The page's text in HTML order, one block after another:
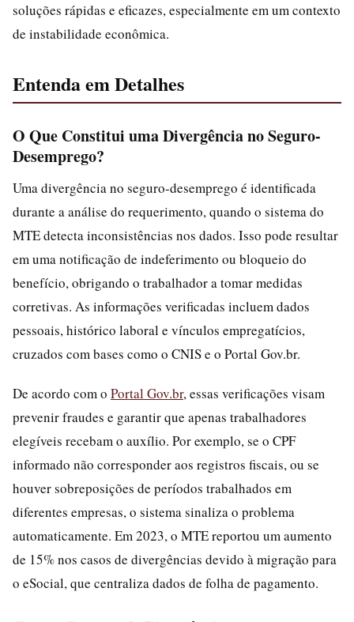
soluções rápidas e eficazes, especialmente em um contexto
de instabilidade econômica.
Entenda em Detalhes
O Que Constitui uma Divergência no Seguro-
Desemprego?
Uma divergência no seguro-desemprego é identificada
durante a análise do requerimento, quando o sistema do
MTE detecta inconsistências nos dados. Isso pode resultar
em uma notificação de indeferimento ou bloqueio do
benefício, obrigando o trabalhador a tomar medidas
corretivas. As informações verificadas incluem dados
pessoais, histórico laboral e vínculos empregatícios,
cruzados com bases como o CNIS e o Portal Gov.br.
De acordo com o Portal Gov.br, essas verificações visam
prevenir fraudes e garantir que apenas trabalhadores
elegíveis recebam o auxílio. Por exemplo, se o CPF
informado não corresponder aos registros fiscais, ou se
houver sobreposições de períodos trabalhados em
diferentes empresas, o sistema sinaliza o problema
automaticamente. Em 2023, o MTE reportou um aumento
de 15% nos casos de divergências devido à migração para
o eSocial, que centraliza dados de folha de pagamento.